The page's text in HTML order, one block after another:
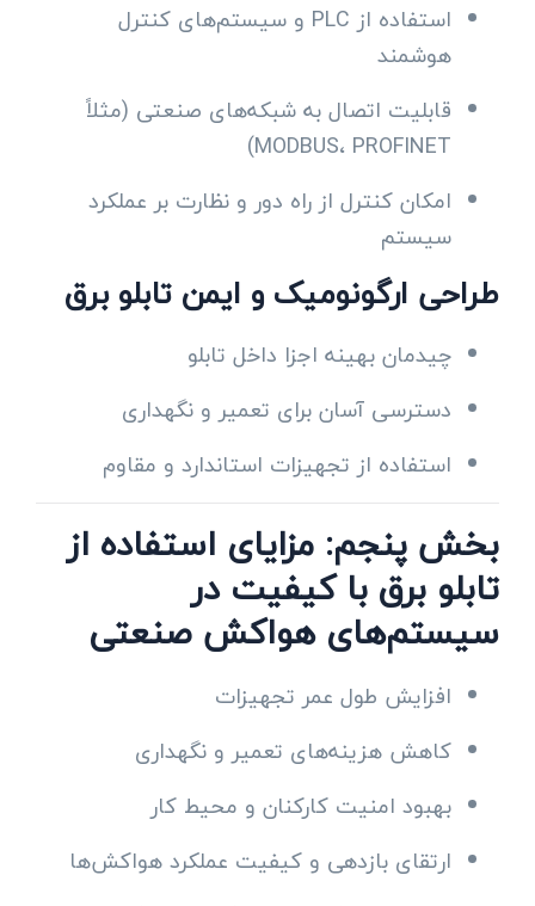
استفاده از PLC و سیستم‌های کنترل
هوشمند
قابلیت اتصال به شبکه‌های صنعتی (مثلاً
MODBUS، PROFINET)
امکان کنترل از راه دور و نظارت بر عملکرد
سیستم
طراحی ارگونومیک و ایمن تابلو برق
چیدمان بهینه اجزا داخل تابلو
دسترسی آسان برای تعمیر و نگهداری
استفاده از تجهیزات استاندارد و مقاوم
بخش پنجم: مزایای استفاده از
تابلو برق با کیفیت در
سیستم‌های هواکش صنعتی
افزایش طول عمر تجهیزات
کاهش هزینه‌های تعمیر و نگهداری
بهبود امنیت کارکنان و محیط کار
ارتقای بازدهی و کیفیت عملکرد هواکش‌ها